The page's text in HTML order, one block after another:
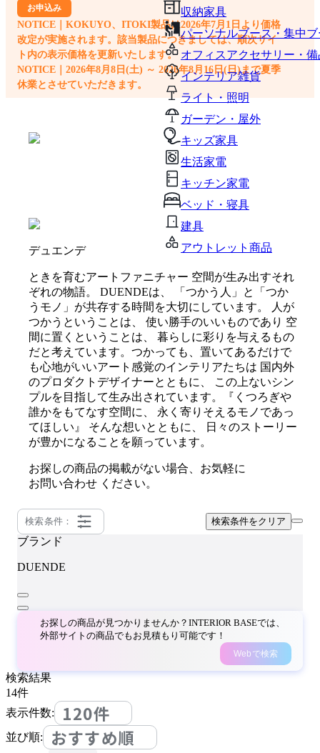
収納家具
パーソナルブース・集中
オフィスアクセサリー・備
インテリア雑貨
ライト・照明
ガーデン・屋外
キッズ家具
生活家電
キッチン家電
ベッド・寝具
建具
アウトレット商品
お申込み
NOTICE｜KOKUYO、ITOKI製品は2026年7月1日より価格
改定が実施されます。該当製品につきましては、順次サイ
ト内の表示価格を更新いたします。
NOTICE｜2026年8月8日(土) ～ 2026年8月16日(日)まで夏季
休業とさせていただきます。
デュエンデ
ときを育むアートファニチャー 空間が生み出すそれ
ぞれの物語。 DUENDEは、 「つかう人」と「つか
うモノ」が共存する時間を大切にしています。 人が
つかうということは、 使い勝手のいいものであり 空
間に置くということは、 暮らしに彩りを与えるもの
だと考えています。つかっても、置いてあるだけで
も心地がいいアート感覚のインテリアたちは 国内外
のプロダクトデザイナーとともに、 この上ないシン
プルを目指して生み出されています。『くつろぎや
誰かをもてなす空間に、 永く寄りそえるモノであっ
てほしい』 そんな想いとともに、 日々のストーリー
が豊かになることを願っています。
お探しの商品の掲載がない場合、お気軽に
お問い合わせ ください。
検索条件： 検索条件をクリア
ブランド
DUENDE
お探しの商品が見つかりませんか？INTERIOR BASEでは、
外部サイトの商品でもお見積もり可能です！
Webで検索
検索結果
14件
表示件数:
120件
並び順: おすすめ順